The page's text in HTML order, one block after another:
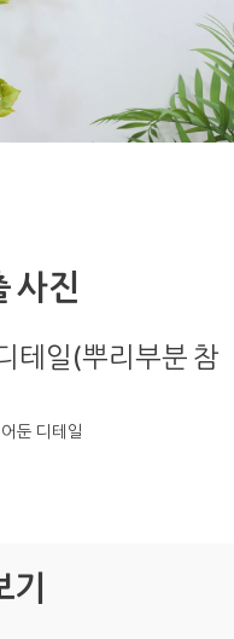
사진
테일(뿌리부분 참